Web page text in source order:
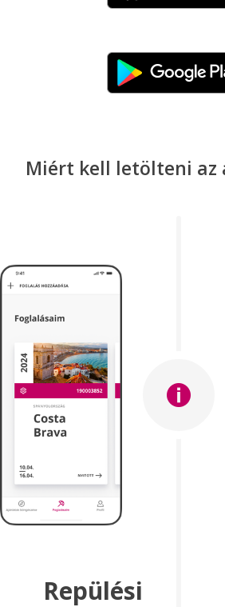
Miért kell letölteni az
Repülési